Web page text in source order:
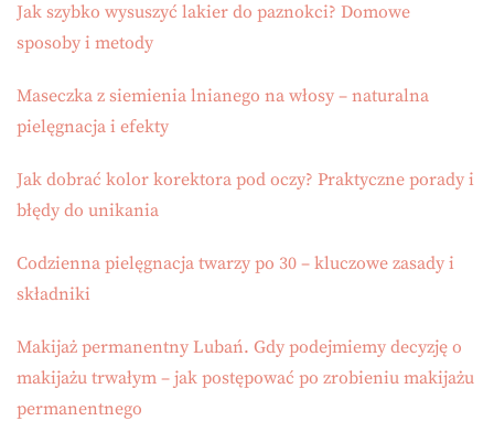
Jak szybko wysuszyć lakier do paznokci? Domowe
sposoby i metody
Maseczka z siemienia lnianego na włosy – naturalna
pielęgnacja i efekty
Jak dobrać kolor korektora pod oczy? Praktyczne porady i
błędy do unikania
Codzienna pielęgnacja twarzy po 30 – kluczowe zasady i
składniki
Makijaż permanentny Lubań. Gdy podejmiemy decyzję o
makijażu trwałym – jak postępować po zrobieniu makijażu
permanentnego